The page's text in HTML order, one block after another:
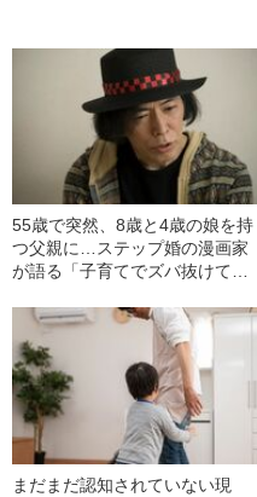
55歳で突然、8歳と4歳の娘を持
つ父親に…ステップ婚の漫画家
が語る「子育てでズバ抜けてキ
まだまだ認知されていない現